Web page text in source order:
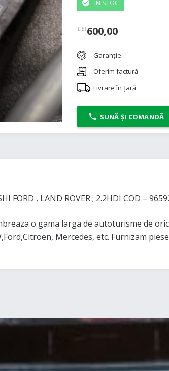
IN STOC
LEI600,00
Garanție
Oferim factură
Livrare în țară
SUNĂ ȘI COMANDĂ
FORD , LAND ROVER ; 2.2HDI COD –
o gama larga de autoturisme de
Mercedes, etc. Furnizam